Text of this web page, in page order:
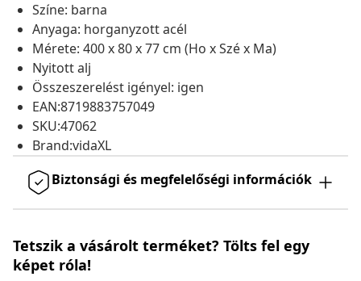
Színe: barna
Anyaga: horganyzott acél
Mérete: 400 x 80 x 77 cm (Ho x Szé x Ma)
Nyitott alj
Összeszerelést igényel: igen
EAN:8719883757049
SKU:47062
Brand:vidaXL
Biztonsági és megfelelőségi információk
Tetszik a vásárolt terméket? Tölts fel egy
képet róla!